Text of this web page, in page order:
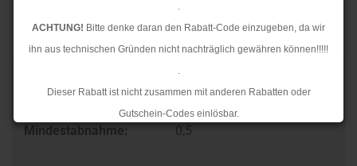
.
ACHTUNG! Bitte denke daran den Rabatt-Code einzugeben, da wir
ihn aus technischen Gründen nicht nachträglich gewähren können!!!!!
.
Dieser Rabatt ist nicht zusammen mit anderen Rabatten oder
Gutschein-Codes einlösbar.
.
Mindestabnahme:
0,5